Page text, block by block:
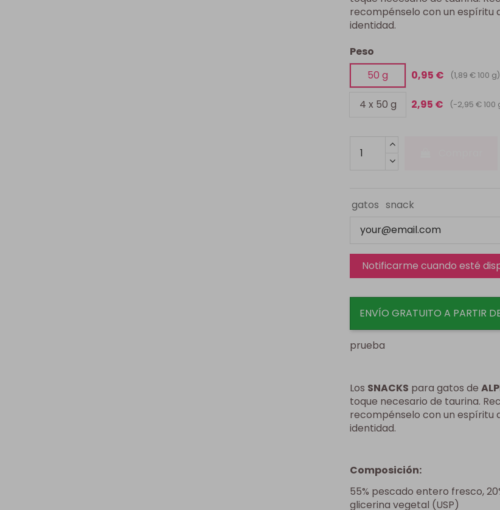
recompénselo con un espíritu
identidad.
Peso
50 g
0,95 € (1,89 € 100 g)
4 x 50 g 2,95 € (-2,95 € 100
gatos snack
ENVÍO GRATUITO A PARTIR
prueba
Los SNACKS para gatos de
toque necesario de taurina.
recompénselo con un espíritu
identidad.
Composición:
55% pescado entero fresco,
glicerina vegetal (USP)